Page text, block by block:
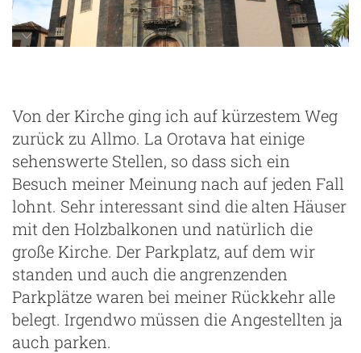
Von der Kirche ging ich auf kürzestem Weg
zurück zu Allmo. La Orotava hat einige
sehenswerte Stellen, so dass sich ein
Besuch meiner Meinung nach auf jeden Fall
lohnt. Sehr interessant sind die alten Häuser
mit den Holzbalkonen und natürlich die
große Kirche. Der Parkplatz, auf dem wir
standen und auch die angrenzenden
Parkplätze waren bei meiner Rückkehr alle
belegt. Irgendwo müssen die Angestellten ja
auch parken.